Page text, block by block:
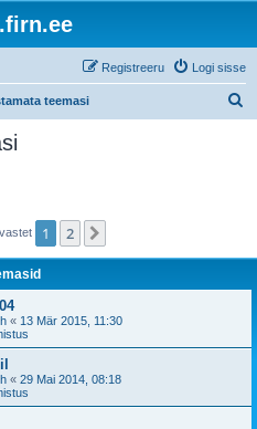
Logi sisse
Registreeru
teemasi
1 2
« 13 Mär 2015, 11:30
« 29 Mai 2014, 08:18